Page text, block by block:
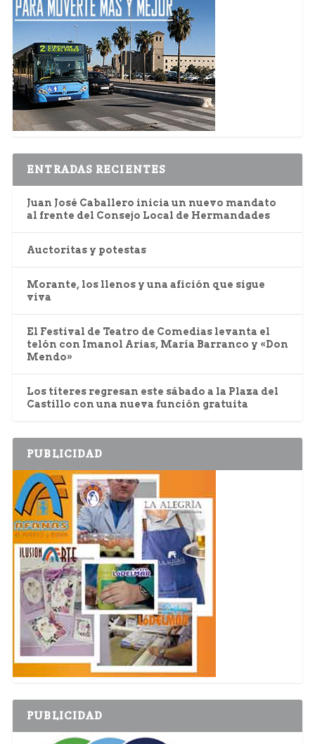
ENTRADAS RECIENTES
Juan José Caballero inicia un nuevo mandato
al frente del Consejo Local de Hermandades
Auctoritas y potestas
Morante, los llenos y una afición que sigue
viva
El Festival de Teatro de Comedias levanta el
telón con Imanol Arias, María Barranco y «Don
Mendo»
Los títeres regresan este sábado a la Plaza del
Castillo con una nueva función gratuita
PUBLICIDAD
PUBLICIDAD